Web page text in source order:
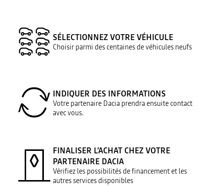
SÉLECTIONNEZ VOTRE VÉHICULE
Choisir parmi des centaines de véhicules neufs
INDIQUER DES INFORMATIONS
Votre partenaire Dacia prendra ensuite contact
avec vous.
FINALISER L’ACHAT CHEZ VOTRE
PARTENAIRE DACIA
Vérifiez les possibilités de financement et les
autres services disponibles